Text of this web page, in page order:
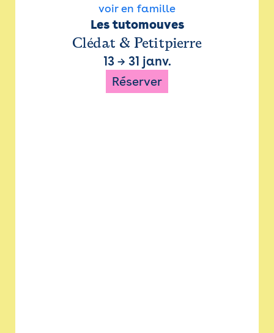
voir en famille
Les tutomouves
Clédat & Petitpierre
13→ 31 janv.
Réserver